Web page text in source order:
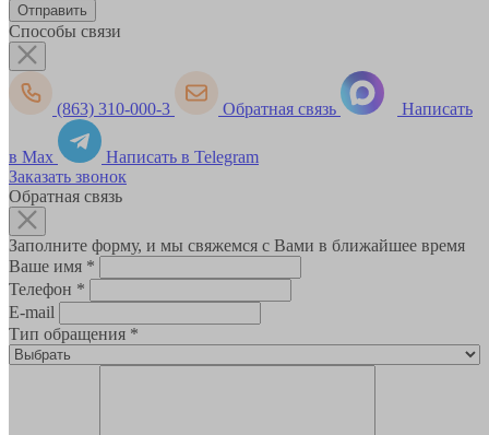
Способы связи
(863) 310-000-3 Обратная связь Написать
в Max
Написать в Telegram
Заказать звонок
Обратная связь
Заполните форму, и мы свяжемся с Вами в ближайшее время
Ваше имя *
Телефон *
E-mail
Тип обращения *